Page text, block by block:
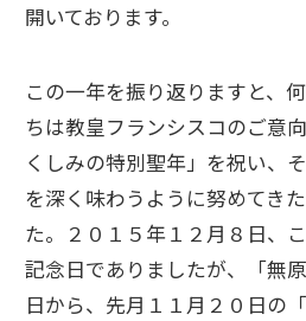
開いております。
この一年を振り返りますと、
ちは教皇フランシスコのご意
くしみの特別聖年」を祝い、
を深く味わうように努めてき
た。２０１５年１２月８日、
記念日でありましたが、「無
日から、先月１１月２０日の